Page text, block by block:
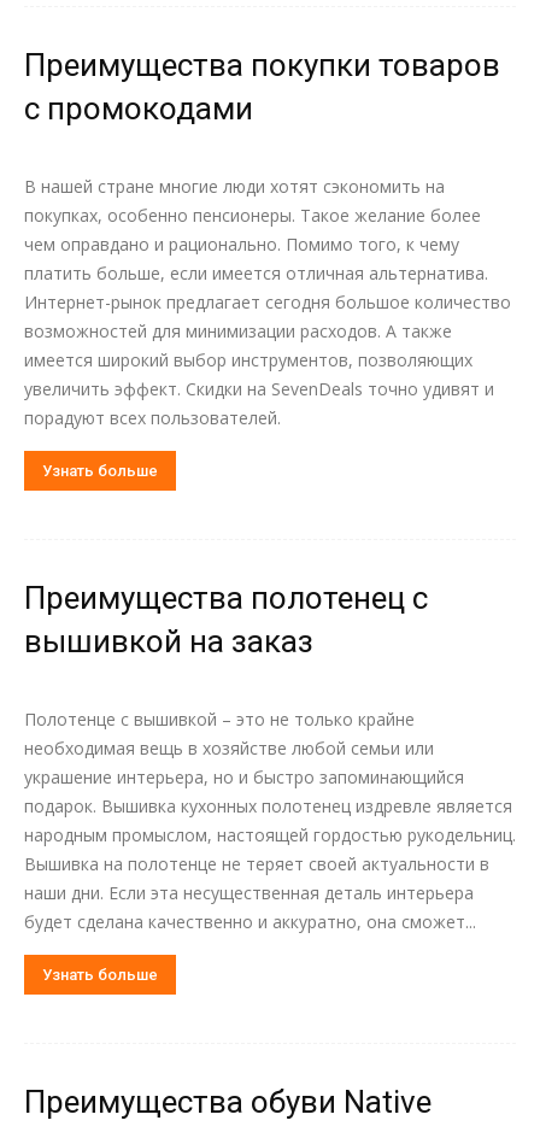
Преимущества покупки товаров
с промокодами
В нашей стране многие люди хотят сэкономить на
покупках, особенно пенсионеры. Такое желание более
чем оправдано и рационально. Помимо того, к чему
платить больше, если имеется отличная альтернатива.
Интернет-рынок предлагает сегодня большое количество
возможностей для минимизации расходов. А также
имеется широкий выбор инструментов, позволяющих
увеличить эффект. Скидки на SevenDeals точно удивят и
порадуют всех пользователей.
Узнать больше
Преимущества полотенец с
вышивкой на заказ
Полотенце с вышивкой – это не только крайне
необходимая вещь в хозяйстве любой семьи или
украшение интерьера, но и быстро запоминающийся
подарок. Вышивка кухонных полотенец издревле является
народным промыслом, настоящей гордостью рукодельниц.
Вышивка на полотенце не теряет своей актуальности в
наши дни. Если эта несущественная деталь интерьера
будет сделана качественно и аккуратно, она сможет...
Узнать больше
Преимущества обуви Native